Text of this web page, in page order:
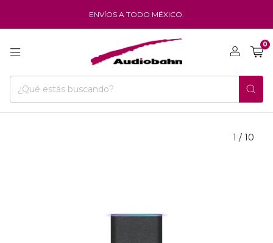
ENVÍOS A TODO MÉXICO.
0
1 / 10